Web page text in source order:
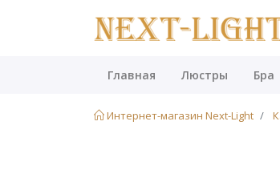
Главная Люстры Бра
Интернет-магазин Next-Light